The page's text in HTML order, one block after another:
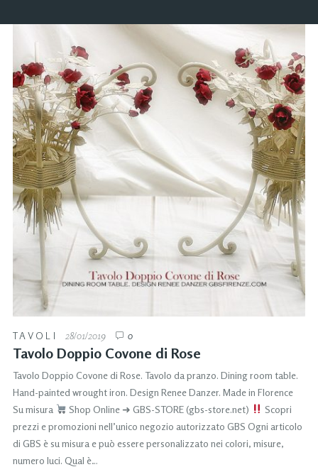
TAVOLI 28/01/2019 0
Tavolo Doppio Covone di Rose
Tavolo Doppio Covone di Rose. Tavolo da pranzo. Dining room table.
Hand-painted wrought iron. Design Renee Danzer. Made in Florence
Su misura
Shop Online ➜ GBS-STORE (gbs-store.net)
Scopri
prezzi e promozioni nell’unico negozio autorizzato GBS Ogni articolo
di GBS è su misura e può essere personalizzato nei colori, misure,
numero luci. Qual è…